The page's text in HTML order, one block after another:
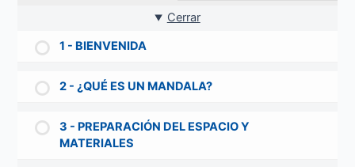
Cerrar
1 - BIENVENIDA
2 - ¿QUÉ ES UN MANDALA?
3 - PREPARACIÓN DEL ESPACIO Y
MATERIALES